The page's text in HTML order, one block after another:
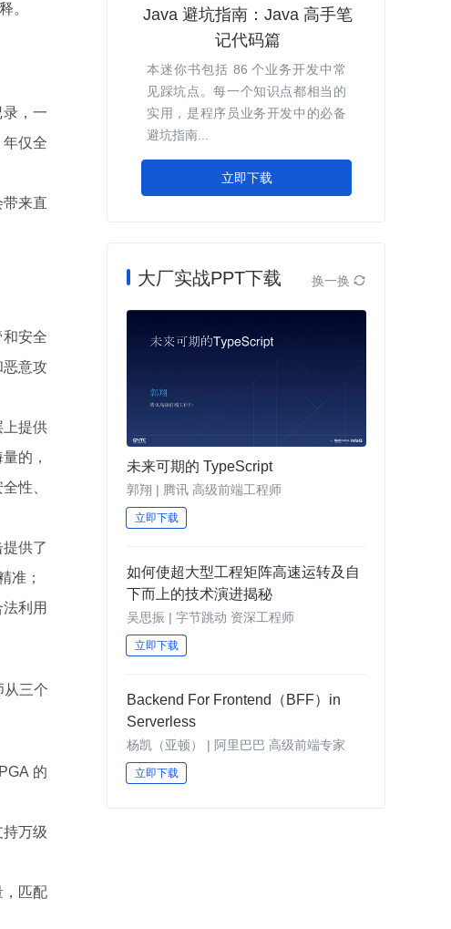
。
，一
仅全
来直
安全
意攻
上提供
的，
性、
供了
准；
利用
从三个
的
万级
匹配
Java 避坑指南：Java 高手笔
记代码篇
本迷你书包括 86 个业务开发中常
见踩坑点。每一个知识点都相当的
实用，是程序员业务开发中的必备
避坑指南...
立即下载
大厂实战PPT下载 换一换 
未来可期的 TypeScript
郭翔 | 腾讯 高级前端工程师
立即下载
如何使超大型⼯程矩阵高速运转及⾃
下而上的技术演进揭秘
吴思振 | 字节跳动 资深工程师
立即下载
Backend For Frontend（BFF）in
Serverless
杨凯（亚顿） | 阿里巴巴 高级前端专家
立即下载